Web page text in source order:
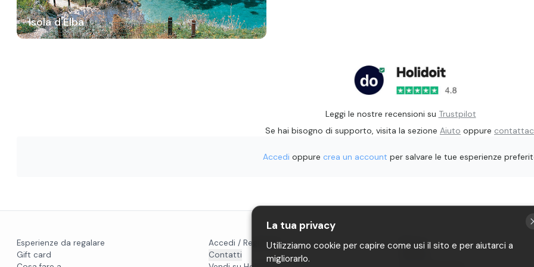
Isola d'Elba
Leggi le nostre recensioni su Trustpilot
Se hai bisogno di supporto, visita la sezione Aiuto oppure
Accedi oppure crea un account per salvare le tue esperienze
Esperienze da regalare
Gift card
Accedi / Registrati
Contatti
Privacy
La tua privacy
Utilizziamo cookie per capire come usi il sito e per aiutarci a
migliorarlo.